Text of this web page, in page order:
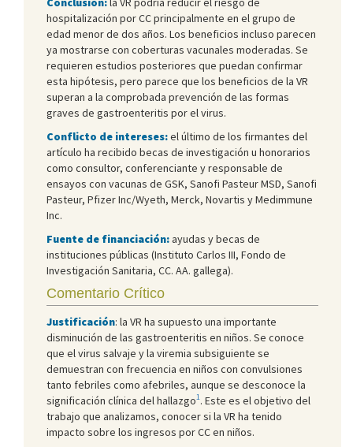
hospitalización por CC principalmente en el grupo de
edad menor de dos años. Los beneficios incluso parecen
ya mostrarse con coberturas vacunales moderadas. Se
requieren estudios posteriores que puedan confirmar
esta hipótesis, pero parece que los beneficios de la VR
superan a la comprobada prevención de las formas
graves de gastroenteritis por el virus.
Conflicto de intereses:el último de los firmantes del
artículo ha recibido becas de investigación u honorarios
como consultor, conferenciante y responsable de
ensayos con vacunas de GSK, Sanofi Pasteur MSD, Sanofi
Pasteur, Pfizer Inc/Wyeth, Merck, Novartis y Medimmune
Inc.
Fuente de financiación:ayudas y becas de
instituciones públicas (Instituto Carlos III, Fondo de
Investigación Sanitaria, CC. AA. gallega).
Comentario Crítico
Justificación: la VR ha supuesto una importante
disminución de las gastroenteritis en niños. Se conoce
que el virus salvaje y la viremia subsiguiente se
demuestran con frecuencia en niños con convulsiones
tanto febriles como afebriles, aunque se desconoce la
significación clínica del hallazgo1. Este es el objetivo del
trabajo que analizamos, conocer si la VR ha tenido
impacto sobre los ingresos por CC en niños.